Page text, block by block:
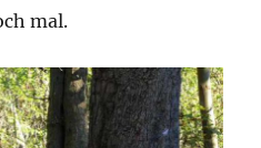
mal.